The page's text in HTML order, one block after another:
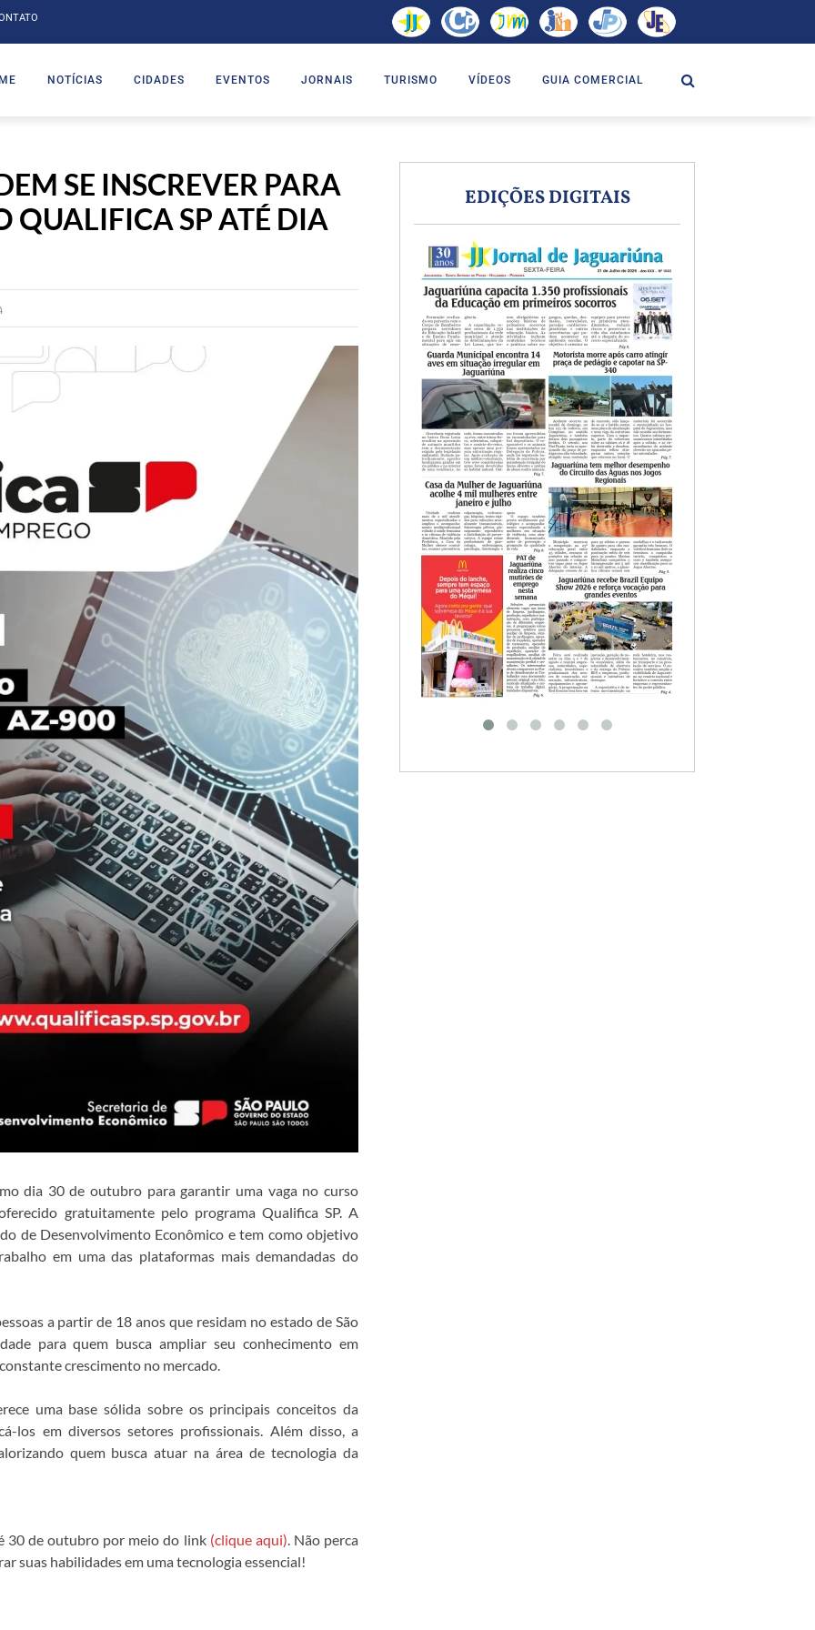
NOTÍCIAS CIDADES EVENTOS JORNAIS TURISMO VÍDEOS GUIA COMERCIAL
SE INSCREVER PARA
QUALIFICA SP ATÉ DIA
dia 30 de outubro para garantir uma vaga no curso
gratuitamente pelo programa Qualifica SP. A
de Desenvolvimento Econômico e tem como objetivo
em uma das plataformas mais demandadas do
a partir de 18 anos que residam no estado de São
para quem busca ampliar seu conhecimento em
crescimento no mercado.
uma base sólida sobre os principais conceitos da
los em diversos setores profissionais. Além disso, a
quem busca atuar na área de tecnologia da
30 de outubro por meio do link (clique aqui). Não perca
suas habilidades em uma tecnologia essencial!
EDIÇÕES DIGITAIS